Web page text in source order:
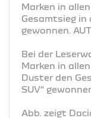
Marken in
Gesamtsieg in
gewonnen.
Bei der
Marken in
Duster den
SUV“
Abb. zeigt